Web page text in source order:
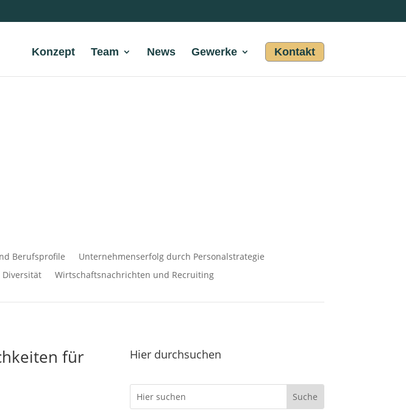
Konzept Team News Gewerke Kontakt
Berufsprofile
Unternehmenserfolg durch Personalstrategie
Wirtschaftsnachrichten und Recruiting
für Hier durchsuchen